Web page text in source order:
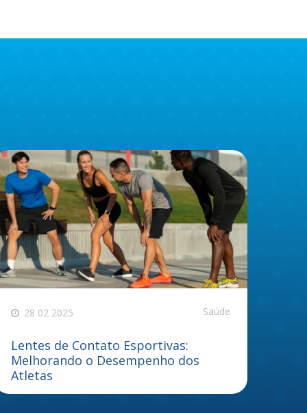
28 02 2025 Saúde
Lentes de Contato Esportivas:
Melhorando o Desempenho dos
Atletas